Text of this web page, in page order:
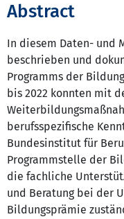
Abstract
In diesem Daten- und
beschrieben und
Programms der
bis 2022 konnten mit
berufsspezifische
Bundesinstitut für
Programmstelle der
die fachliche
und Beratung bei der
Bildungsprämie